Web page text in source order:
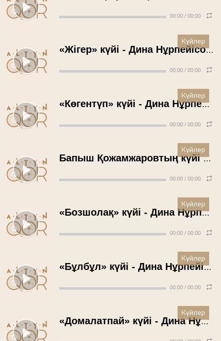
00:00 / 00:00
«Жігер» күйі - Дина Нұрпейісова (1950 жыл)
00:00 / 00:00
Күйлер
«Көгентүп» күйі - Дина Нұрпейісова (1950 жыл)
00:00 / 00:00
Күйлер
Бапыш Қожамжаровтың күйі «Қара жорға» - Төлеген Момбеков (1950 жыл)
00:00 / 00:00
Күйлер
«Бозшолақ» күйі - Дина Нұрпейісова (1950 жыл)
00:00 / 00:00
Күйлер
«Бұлбұл» күйі - Дина Нұрпейісова (1950 жыл)
00:00 / 00:00
Күйлер
«Домалатпай» күйі - Дина Нұрпейісова (1950 жыл)
Күйлер